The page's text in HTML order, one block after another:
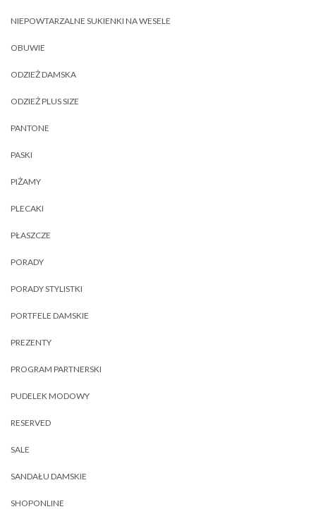
NIEPOWTARZALNE SUKIENKI NA WESELE
OBUWIE
ODZIEŻ DAMSKA
ODZIEŻ PLUS SIZE
PANTONE
PASKI
PIŻAMY
PLECAKI
PŁASZCZE
PORADY
PORADY STYLISTKI
PORTFELE DAMSKIE
PREZENTY
PROGRAM PARTNERSKI
PUDELEK MODOWY
RESERVED
SALE
SANDAŁU DAMSKIE
SHOPONLINE